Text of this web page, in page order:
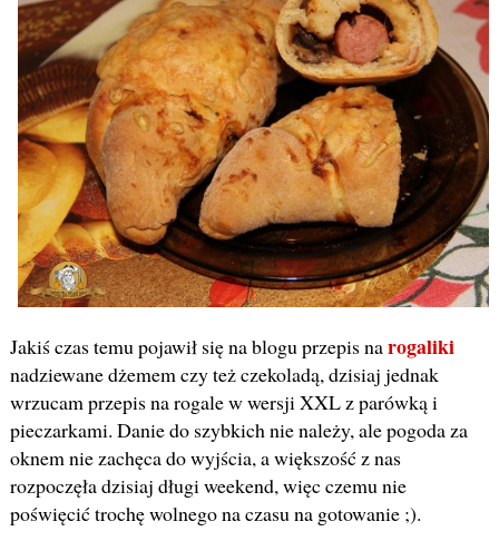
Jakiś czas temu pojawił się na blogu przepis narogaliki
nadziewane dżemem czy też czekoladą, dzisiaj jednak
wrzucam przepis na rogale w wersji XXL z parówką i
pieczarkami. Danie do szybkich nie należy, ale pogoda za
oknem nie zachęca do wyjścia, a większość z nas
rozpoczęła dzisiaj długi weekend, więc czemu nie
poświęcić trochę wolnego na czasu na gotowanie ;).